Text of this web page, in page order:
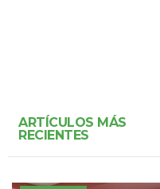
ARTÍCULOS MÁS
RECIENTES